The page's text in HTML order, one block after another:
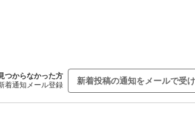
つからなかった方
着通知メール登録
新着投稿の通知をメールで受